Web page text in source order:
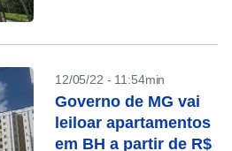
12/05/22 - 11:54min
Governo de MG vai
leiloar apartamentos
em BH a partir de R$